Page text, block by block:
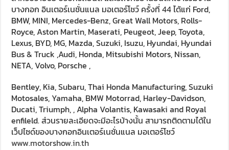
บางกอก อินเตอร์เนชั่นแนล มอเตอร์โชว์ ครั้งที่ 44 ได้แก่ Ford,
BMW, MINI, Mercedes-Benz, Great Wall Motors, Rolls-
Royce, Aston Martin, Maserati, Peugeot, Jeep, Toyota,
Lexus, BYD, MG, Mazda, Suzuki, Isuzu, Hyundai, Hyundai
Bus & Truck ,Audi, Honda, Mitsubishi Motors, Nissan,
NETA, Volvo, Porsche ,
Bentley, Kia, Subaru, Thai Honda Manufacturing, Suzuki
Motosales, Yamaha, BMW Motorrad, Harley-Davidson,
Ducati, Triumph, , Alpha Volantis, Kawasaki and Royal
enfileld. ส่วนรายละเอียดจะมีอะไรบ้างนั้น สามารถติดตามได้ใน
เว็ปไซด์ของบางกอกอินเตอร์เนชั่นแนล มอเตอร์โชว์
www.motorshow.in.th